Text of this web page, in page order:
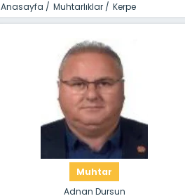
Anasayfa / Muhtarlıklar / Kerpe
Muhtar
Adnan Dursun